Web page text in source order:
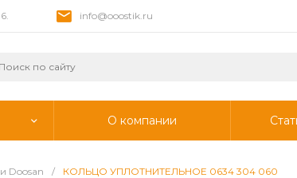
info@ooostik.ru
О компании
Doosan / КОЛЬЦО УПЛОТНИТЕЛЬНОЕ 0634 304 060